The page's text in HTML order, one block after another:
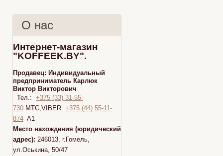
О нас
Интернет-магазин
"KOFFEEK.BY".
Продавец: Индивидуальный
предприниматель Карлюк
Виктор Викторович
Тел.: +375 (33) 31-55-
730 МТС,VIBER +375 (44) 55-11-
874 A1
Место нахождения (юридический
адрес): 246013, г.Гомель,
ул.Оськина, 50/47